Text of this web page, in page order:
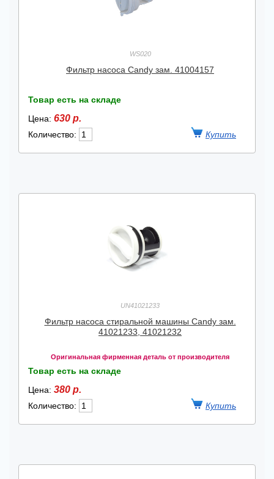
WS020
Фильтр насоса Candy зам. 41004157
Товар есть на складе
Цена: 630 р.
Количество:
UN41021233
Фильтр насоса стиральной машины Candy зам.
41021233, 41021232
Оригинальная фирменная деталь от производителя
Товар есть на складе
Цена: 380 р.
Количество: